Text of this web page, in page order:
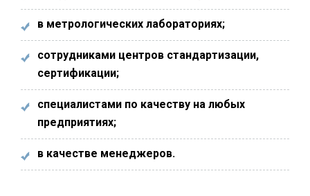
в метрологических лабораториях;
сотрудниками центров стандартизации,
сертификации;
специалистами по качеству на любых
предприятиях;
в качестве менеджеров.